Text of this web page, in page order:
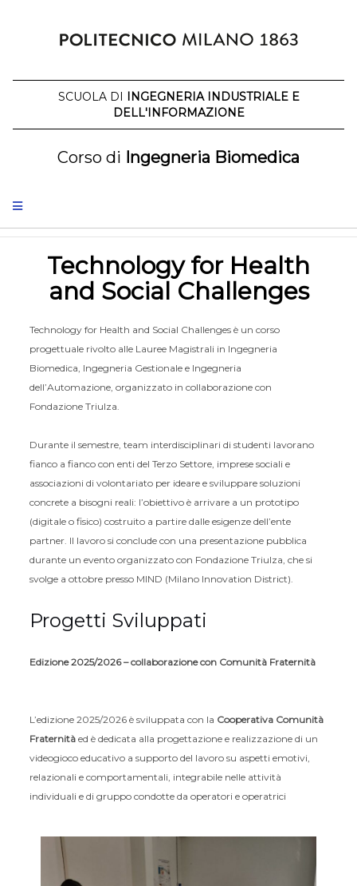
SCUOLA DI INGEGNERIA INDUSTRIALE E
DELL'INFORMAZIONE
Corso di Ingegneria Biomedica
Technology for Health
and Social Challenges
Technology for Health and Social Challenges è un corso
progettuale rivolto alle Lauree Magistrali in Ingegneria
Biomedica, Ingegneria Gestionale e Ingegneria
dell’Automazione, organizzato in collaborazione con
Fondazione Triulza.
Durante il semestre, team interdisciplinari di studenti lavorano
fianco a fianco con enti del Terzo Settore, imprese sociali e
associazioni di volontariato per ideare e sviluppare soluzioni
concrete a bisogni reali: l’obiettivo è arrivare a un prototipo
(digitale o fisico) costruito a partire dalle esigenze dell’ente
partner. Il lavoro si conclude con una presentazione pubblica
durante un evento organizzato con Fondazione Triulza, che si
svolge a ottobre presso MIND (Milano Innovation District).
Progetti Sviluppati
Edizione 2025/2026 – collaborazione con Comunità Fraternità
L’edizione 2025/2026 è sviluppata con la Cooperativa Comunità
Fraternità ed è dedicata alla progettazione e realizzazione di un
videogioco educativo a supporto del lavoro su aspetti emotivi,
relazionali e comportamentali, integrabile nelle attività
individuali e di gruppo condotte da operatori e operatrici